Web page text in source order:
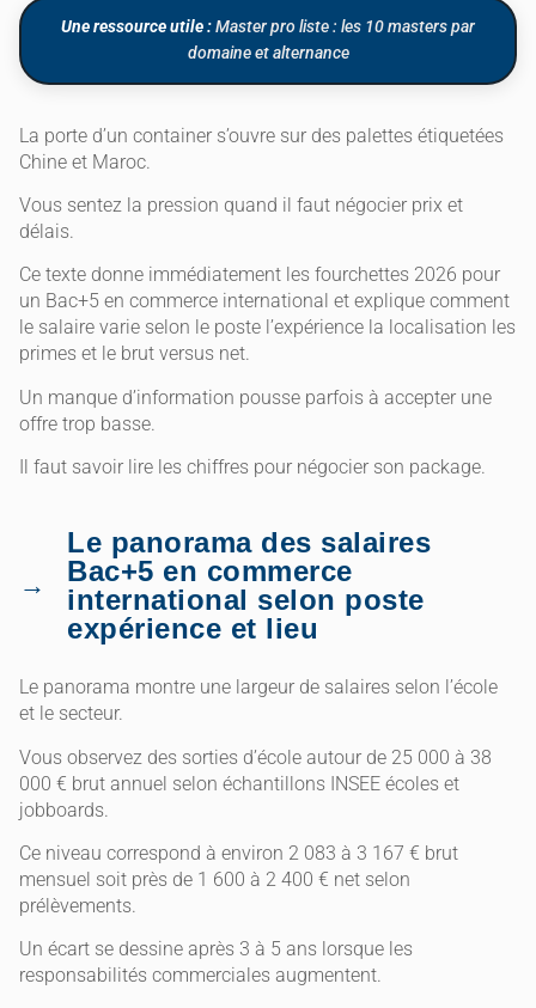
Une ressource utile :Master pro liste : les 10 masters par
domaine et alternance
La porte d’un container s’ouvre sur des palettes étiquetées
Chine et Maroc.
Vous sentez la pression quand il faut négocier prix et
délais.
Ce texte donne immédiatement les fourchettes 2026 pour
un Bac+5 en commerce international et explique comment
le salaire varie selon le poste l’expérience la localisation les
primes et le brut versus net.
Un manque d’information pousse parfois à accepter une
offre trop basse.
Il faut savoir lire les chiffres pour négocier son package.
Le panorama des salaires
Bac+5 en commerce
international selon poste
expérience et lieu
Le panorama montre une largeur de salaires selon l’école
et le secteur.
Vous observez des sorties d’école autour de 25 000 à 38
000 € brut annuel selon échantillons INSEE écoles et
jobboards.
Ce niveau correspond à environ 2 083 à 3 167 € brut
mensuel soit près de 1 600 à 2 400 € net selon
prélèvements.
Un écart se dessine après 3 à 5 ans lorsque les
responsabilités commerciales augmentent.